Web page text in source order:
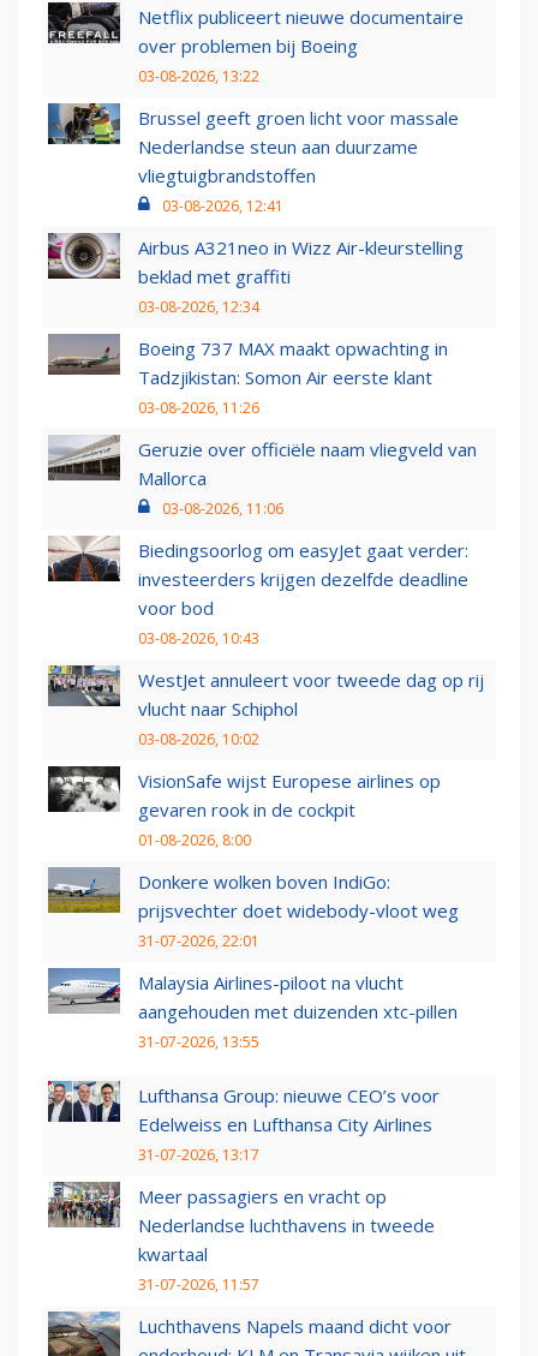
Netflix publiceert nieuwe documentaire
over problemen bij Boeing
03-08-2026, 13:22
Brussel geeft groen licht voor massale
Nederlandse steun aan duurzame
vliegtuigbrandstoffen
03-08-2026, 12:41
Airbus A321neo in Wizz Air-kleurstelling
beklad met graffiti
03-08-2026, 12:34
Boeing 737 MAX maakt opwachting in
Tadzjikistan: Somon Air eerste klant
03-08-2026, 11:26
Geruzie over officiële naam vliegveld van
Mallorca
03-08-2026, 11:06
Biedingsoorlog om easyJet gaat verder:
investeerders krijgen dezelfde deadline
voor bod
03-08-2026, 10:43
WestJet annuleert voor tweede dag op rij
vlucht naar Schiphol
03-08-2026, 10:02
VisionSafe wijst Europese airlines op
gevaren rook in de cockpit
01-08-2026, 8:00
Donkere wolken boven IndiGo:
prijsvechter doet widebody-vloot weg
31-07-2026, 22:01
Malaysia Airlines-piloot na vlucht
aangehouden met duizenden xtc-pillen
31-07-2026, 13:55
Lufthansa Group: nieuwe CEO’s voor
Edelweiss en Lufthansa City Airlines
31-07-2026, 13:17
Meer passagiers en vracht op
Nederlandse luchthavens in tweede
kwartaal
31-07-2026, 11:57
Luchthavens Napels maand dicht voor